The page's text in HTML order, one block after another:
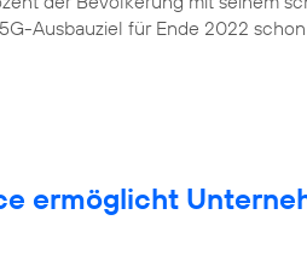
Ausbauziel für Ende 2022
ermöglicht